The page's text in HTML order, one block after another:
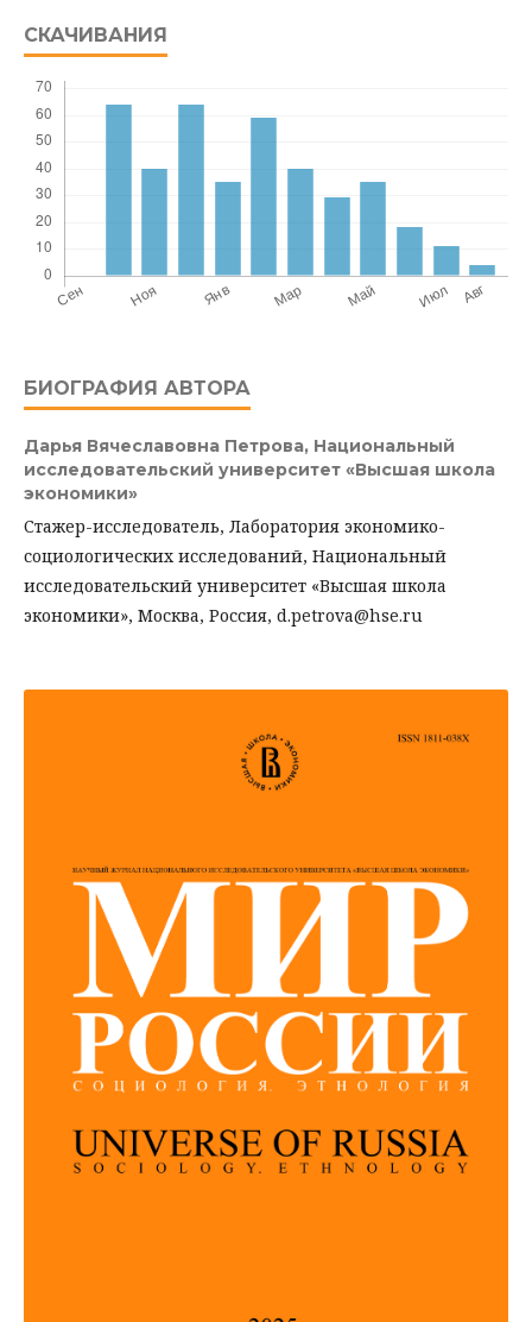
СКАЧИВАНИЯ
БИОГРАФИЯ АВТОРА
Дарья Вячеславовна Петрова, Национальный
исследовательский университет «Высшая школа
экономики»
Стажер-исследователь, Лаборатория экономико-
социологических исследований, Национальный
исследовательский университет «Высшая школа
экономики», Москва, Россия, d.petrova@hse.ru